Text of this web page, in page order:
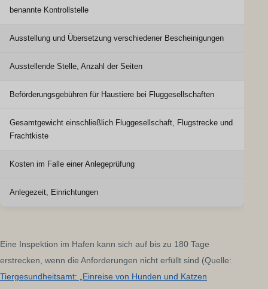
benannte Kontrollstelle
Ausstellung und Übersetzung verschiedener Bescheinigungen
Ausstellende Stelle, Anzahl der Seiten
Beförderungsgebühren für Haustiere bei Fluggesellschaften
Gesamtgewicht einschließlich Fluggesellschaft, Flugstrecke und
Frachtkiste
Kosten im Falle einer Anlegeprüfung
Anlegezeit, Einrichtungen
Eine Inspektion im Hafen kann sich auf bis zu 180 Tage
erstrecken, wenn die Anforderungen nicht erfüllt sind (Quelle:
Tiergesundheitsamt: „Einreise von Hunden und Katzen